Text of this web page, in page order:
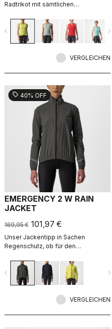
Radtrikot mit sämtlichen
Top-Performance auf jeder Ihrer
Ausfahrten.
navigate_before
VERGLEICHEN
sell 40% OFF
EMERGENCY 2 W RAIN
JACKET
169,95 € 101,97 €
Unser Jackentipp in Sachen
Regenschutz, ob für den
Notfall, da sie leicht in einer
Trikottasche verstaut werden kann.
Mit dezentem Styling und 360°-
tägliche Fahrt zur Arbeit eingesetzt
navigate_before
VERGLEICHEN